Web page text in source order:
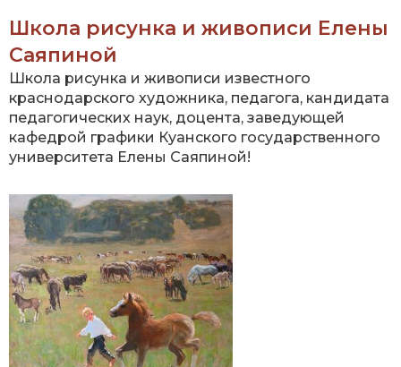
Школа рисунка и живописи Елены
Саяпиной
Школа рисунка и живописи известного
краснодарского художника, педагога, кандидата
педагогических наук, доцента, заведующей
кафедрой графики Куанского государственного
университета Елены Саяпиной!